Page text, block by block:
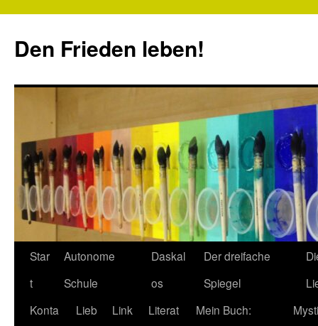
springen
Den Frieden leben!
Star
t
Autonome
Schule
Daskal
os
Der dreifache
Spiegel
Konta
Lieb
Link
Literat
Mein Buch: